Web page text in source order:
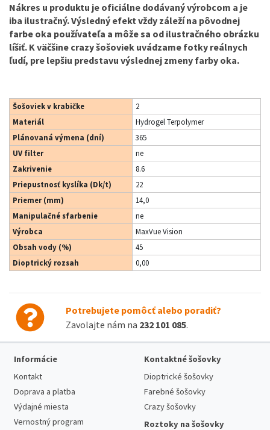
Nákres u produktu je oficiálne dodávaný výrobcom a je
iba ilustračný. Výsledný efekt vždy záleží na pôvodnej
farbe oka používateľa a môže sa od ilustračného obrázku
líšiť. K väčšine crazy šošoviek uvádzame fotky reálnych
ľudí, pre lepšiu predstavu výslednej zmeny farby oka.
Šošoviek v krabičke
2
Materiál
Hydrogel Terpolymer
Plánovaná výmena (dní)
365
UV filter
ne
Zakrivenie
8.6
Priepustnosť kyslíka (Dk/t)
22
Priemer (mm)
14,0
Manipulačné sfarbenie
ne
Výrobca
MaxVue Vision
Obsah vody (%)
45
Dioptrický rozsah
0,00
Potrebujete pomôcť alebo poradiť?
Zavolajte nám na 232 101 085.
Informácie
Kontakt
Doprava a platba
Výdajné miesta
Vernostný program
Kontaktné šošovky
Dioptrické šošovky
Farebné šošovky
Crazy šošovky
Roztoky na šošovky